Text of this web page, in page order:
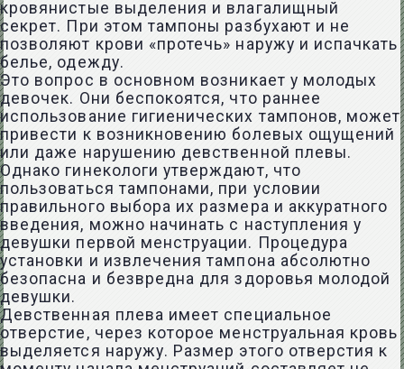
кровянистые выделения и влагалищный
секрет. При этом тампоны разбухают и не
позволяют крови «протечь» наружу и испачкать
белье, одежду.
Это вопрос в основном возникает у молодых
девочек. Они беспокоятся, что раннее
использование гигиенических тампонов, может
привести к возникновению болевых ощущений
или даже нарушению девственной плевы.
Однако гинекологи утверждают, что
пользоваться тампонами, при условии
правильного выбора их размера и аккуратного
введения, можно начинать с наступления у
девушки первой менструации. Процедура
установки и извлечения тампона абсолютно
безопасна и безвредна для здоровья молодой
девушки.
Девственная плева имеет специальное
отверстие, через которое менструальная кровь
выделяется наружу. Размер этого отверстия к